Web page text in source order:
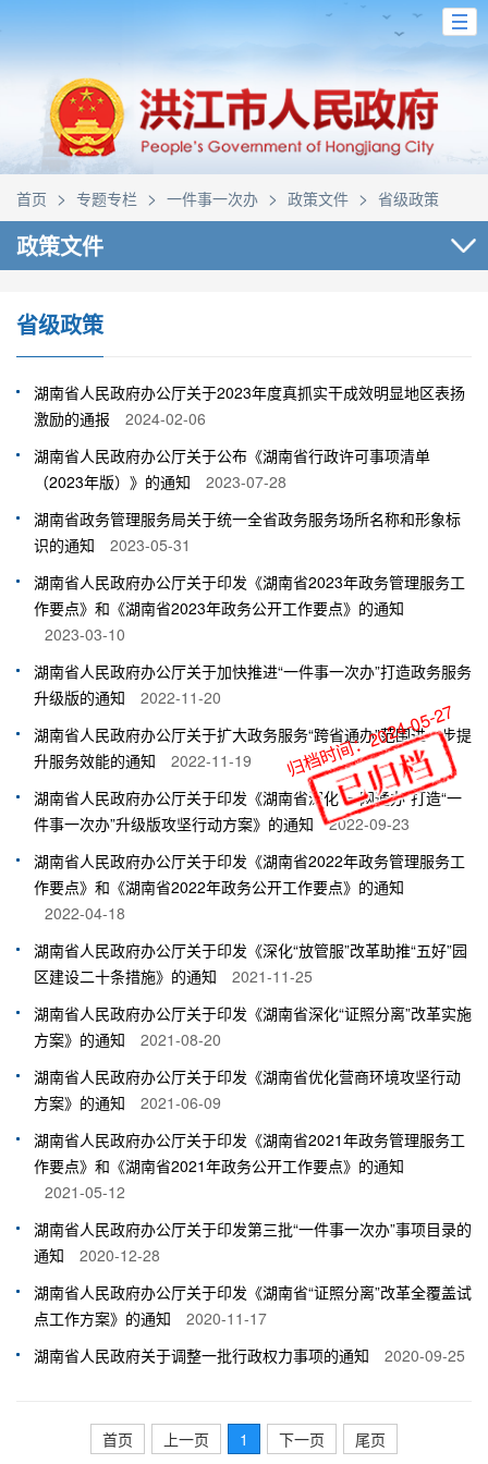
首页 > 专题专栏 > 一件事一次办 > 政策文件 > 省级政策
政策文件
省级政策
湖南省人民政府办公厅关于2023年度真抓实干成效明显地区表扬
激励的通报
2024-02-06
湖南省人民政府办公厅关于公布《湖南省行政许可事项清单
（2023年版）》的通知
2023-07-28
湖南省政务管理服务局关于统一全省政务服务场所名称和形象标
识的通知
2023-05-31
湖南省人民政府办公厅关于印发《湖南省2023年政务管理服务工
作要点》和《湖南省2023年政务公开工作要点》的通知
2023-03-10
湖南省人民政府办公厅关于加快推进“一件事一次办”打造政务服务
升级版的通知
2022-11-20
湖南省人民政府办公厅关于扩大政务服务“跨省通办”范围进一步提
升服务效能的通知
2022-11-19
湖南省人民政府办公厅关于印发《湖南省深化“一网通办”打造“一
件事一次办”升级版攻坚行动方案》的通知
2022-09-23
湖南省人民政府办公厅关于印发《湖南省2022年政务管理服务工
作要点》和《湖南省2022年政务公开工作要点》的通知
2022-04-18
湖南省人民政府办公厅关于印发《深化“放管服”改革助推“五好”园
区建设二十条措施》的通知
2021-11-25
湖南省人民政府办公厅关于印发《湖南省深化“证照分离”改革实施
方案》的通知
2021-08-20
湖南省人民政府办公厅关于印发《湖南省优化营商环境攻坚行动
方案》的通知
2021-06-09
湖南省人民政府办公厅关于印发《湖南省2021年政务管理服务工
作要点》和《湖南省2021年政务公开工作要点》的通知
2021-05-12
湖南省人民政府办公厅关于印发第三批“一件事一次办”事项目录的
通知
2020-12-28
湖南省人民政府办公厅关于印发《湖南省“证照分离”改革全覆盖试
点工作方案》的通知
2020-11-17
湖南省人民政府关于调整一批行政权力事项的通知
2020-09-25
首页 上一页 1 下一页 尾页
归档时间：2024-05-27